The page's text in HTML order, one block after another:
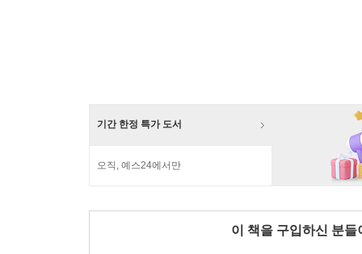
기간 한정 특가 도서
오직, 예스24에서만
이 책을 구입하신 분